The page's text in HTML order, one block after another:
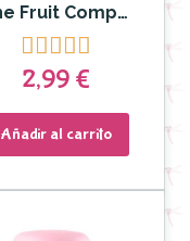
The Fruit Company - Deo Roll On Coco Antitranspirante Soft Touch

2,99 €
Añadir al carrito